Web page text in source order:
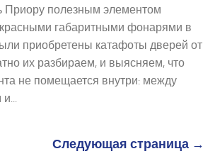
Приору полезным элементом
габаритными фонарями в
приобретены катафоты дверей от
их разбираем, и выясняем, что
не помещается внутри: между
Следующая страница →